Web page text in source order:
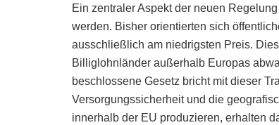
Ein zentraler Aspekt der neuen
werden. Bisher orientierten sich
ausschließlich am niedrigsten Preis.
Billiglohnländer außerhalb Europas
beschlossene Gesetz bricht mit dieser
Versorgungssicherheit und die
innerhalb der EU produzieren, erhalten